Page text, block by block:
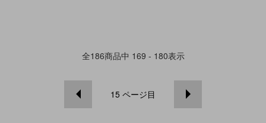
全186商品中 169 - 180表示
15 ページ目